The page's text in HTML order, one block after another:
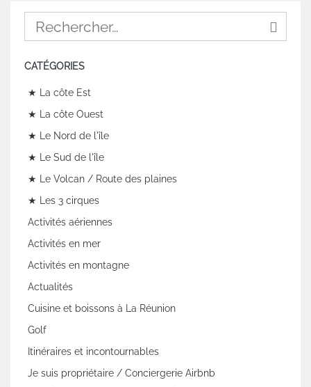
CATÉGORIES
★ La côte Est
★ La côte Ouest
★ Le Nord de l'île
★ Le Sud de l'île
★ Le Volcan / Route des plaines
★ Les 3 cirques
Activités aériennes
Activités en mer
Activités en montagne
Actualités
Cuisine et boissons à La Réunion
Golf
Itinéraires et incontournables
Je suis propriétaire / Conciergerie Airbnb